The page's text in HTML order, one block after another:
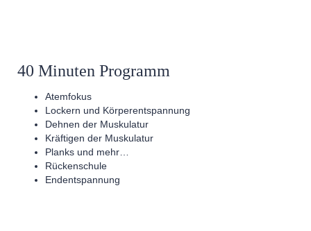
40 Minuten Programm
Atemfokus
Lockern und Körperentspannung
Dehnen der Muskulatur
Kräftigen der Muskulatur
Planks und mehr…
Rückenschule
Endentspannung